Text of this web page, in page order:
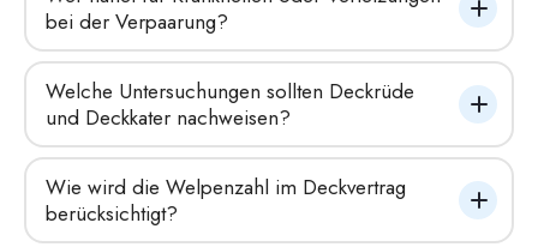
bei der Verpaarung?
Welche Untersuchungen sollten Deckrüde
und Deckkater nachweisen?
Wie wird die Welpenzahl im Deckvertrag
berücksichtigt?